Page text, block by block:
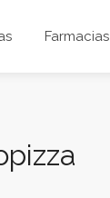
Farmacias